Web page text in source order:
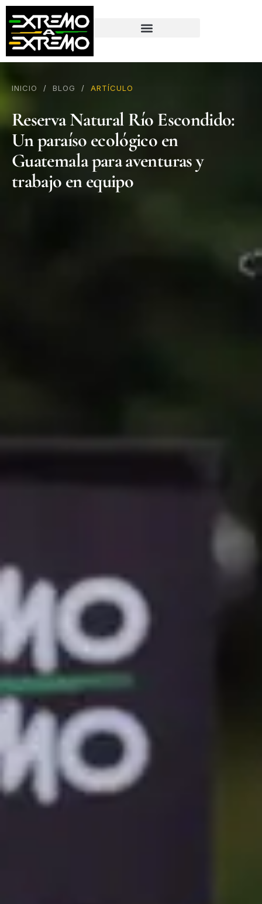
contenido
INICIO / BLOG / ARTÍCULO
Reserva Natural Río Escondido:
Un paraíso ecológico en
Guatemala para aventuras y
trabajo en equipo